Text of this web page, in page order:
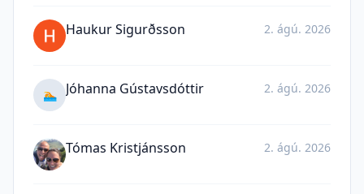
Haukur Sigurðsson 2. ágú. 2026
🏊 Jóhanna Gústavsdóttir 2. ágú. 2026
Tómas Kristjánsson 2. ágú. 2026